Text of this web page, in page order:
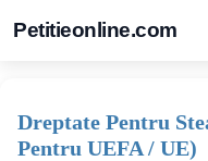
Petitieonline.com
Dreptate Pentru
Pentru UEFA / UE)